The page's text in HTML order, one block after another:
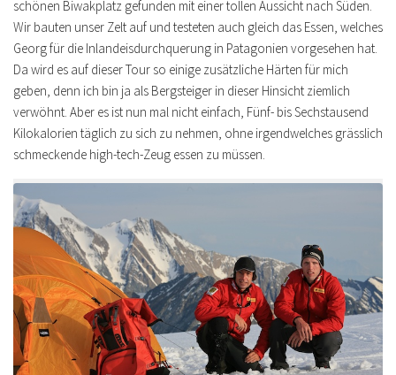
schönen Biwakplatz gefunden mit einer tollen Aussicht nach Süden.
Wir bauten unser Zelt auf und testeten auch gleich das Essen, welches
Georg für die Inlandeisdurchquerung in Patagonien vorgesehen hat.
Da wird es auf dieser Tour so einige zusätzliche Härten für mich
geben, denn ich bin ja als Bergsteiger in dieser Hinsicht ziemlich
verwöhnt. Aber es ist nun mal nicht einfach, Fünf- bis Sechstausend
Kilokalorien täglich zu sich zu nehmen, ohne irgendwelches grässlich
schmeckende high-tech-Zeug essen zu müssen.